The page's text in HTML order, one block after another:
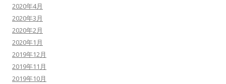
2020年4月
2020年3月
2020年2月
2020年1月
2019年12月
2019年11月
2019年10月